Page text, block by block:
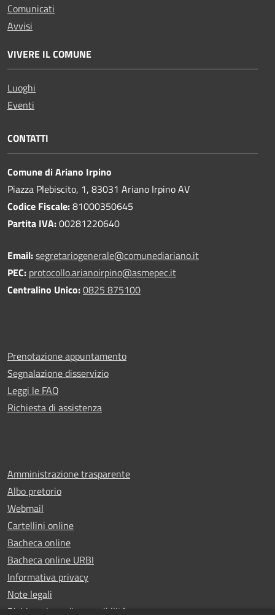
Comunicati
Avvisi
VIVERE IL COMUNE
Luoghi
Eventi
CONTATTI
Comune di Ariano Irpino
Piazza Plebiscito, 1, 83031 Ariano Irpino AV
Codice Fiscale:81000350645
Partita IVA:00281220640
Email:segretariogenerale@comunediariano.it
PEC: protocollo.arianoirpino@asmepec.it
Centralino Unico:0825 875100
Prenotazione appuntamento
Segnalazione disservizio
Leggi le FAQ
Richiesta di assistenza
Amministrazione trasparente
Albo pretorio
Webmail
Cartellini online
Bacheca online
Bacheca online URBI
Informativa privacy
Note legali
Dichiarazione di accessibilità